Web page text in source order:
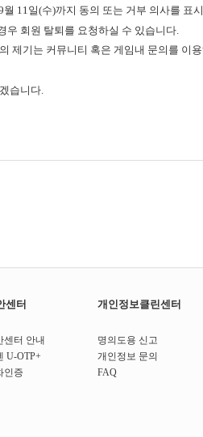
11일(수)까지 동의 또는 거부 의사를 표
회원 탈퇴를 요청하실 수 있습니다.
제기는 커뮤니티 혹은 게임내 문의를 이
습니다.
센터
센터 안내
U-OTP+
인증
개인정보클린센터
명의도용 신고
개인정보 문의
FAQ